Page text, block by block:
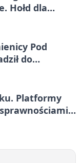
Hołd dla
Pod
do
Platformy